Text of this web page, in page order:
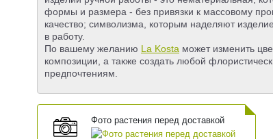
формы и размера - без привязки к массовому
качество; символизма, которым наделяют
в работу.
По вашему желанию La Kosta может изменить
композиции, а также создать любой
предпочтениям.
Фото растения перед доставкой